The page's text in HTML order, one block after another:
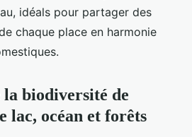
idéals pour partager des
chaque place en harmonie
biodiversité de
lac, océan et forêts